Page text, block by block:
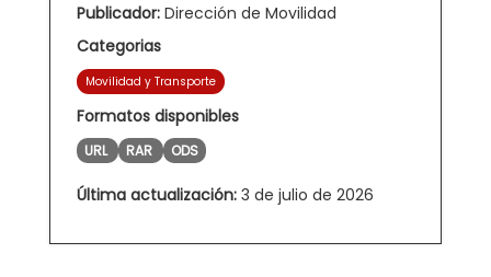
Publicador: Dirección de Movilidad
Categorias
Movilidad y Transporte
Formatos disponibles
URL RAR ODS
Última actualización: 3 de julio de 2026